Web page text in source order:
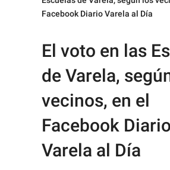
Facebook Diario Varela al Día
El voto en las
de Varela,
vecinos, en el
Facebook Diario
Varela al Día